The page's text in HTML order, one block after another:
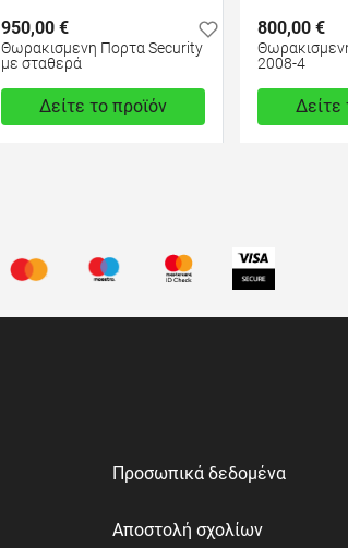
950,00 €
Θωρακισμενη Πορτα Security
με σταθερά
Δείτε το προϊόν
800,00 €
2008-4
Δείτε
Προσωπικά δεδομένα
Αποστολή σχολίων